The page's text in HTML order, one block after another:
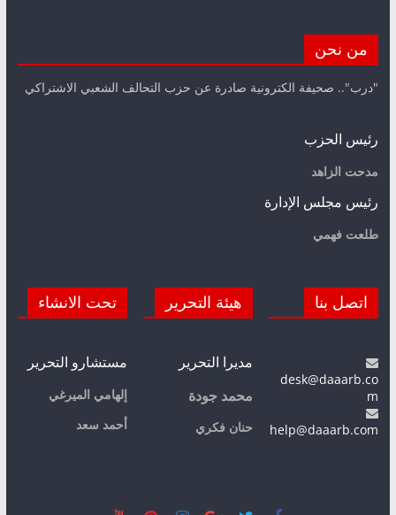
من نحن
"درب".. صحيفة الكترونية صادرة عن حزب التحالف الشعبي الاشتراكي
رئيس الحزب
مدحت الزاهد
رئيس مجلس الإدارة
طلعت فهمي
اتصل بنا
desk@daaarb.co
m
help@daaarb.com
هيئة التحرير
مديرا التحرير
محمد جودة
حنان فكري
تحت الانشاء
مستشارو التحرير
إلهامي الميرغي
أحمد سعد